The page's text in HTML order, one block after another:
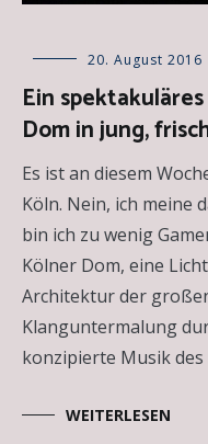
Allgemein ,
kurzgefasst ,
Kunstausstellungen ,
Kunstinstitutionen
20. August 2016
Ein
Dom in jung,
Es ist an diesem
Köln. Nein, ich meine
bin ich zu wenig
Kölner Dom, eine
Architektur der
Klanguntermalung
konzipierte Musik des
WEITERLESEN